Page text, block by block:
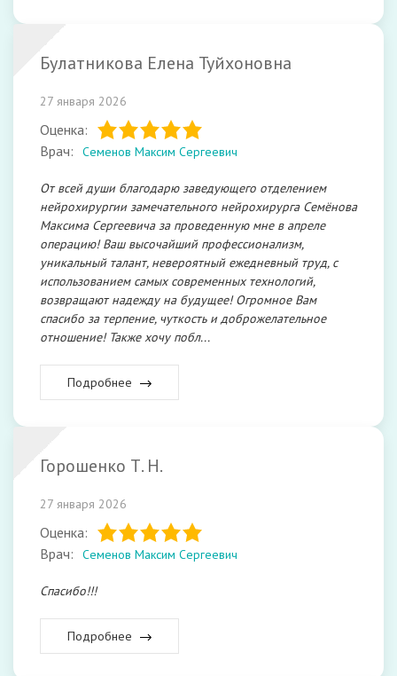
Булатникова Елена Туйхоновна
27 января 2026
Оценка:
Врач:
Семенов Максим Сергеевич
От всей души благодарю заведующего отделением
нейрохирургии замечательного нейрохирурга Семёнова
Максима Сергеевича за проведенную мне в апреле
операцию! Ваш высочайший профессионализм,
уникальный талант, невероятный ежедневный труд, с
использованием самых современных технологий,
возвращают надежду на будущее! Огромное Вам
спасибо за терпение, чуткость и доброжелательное
отношение! Также хочу побл...
Подробнее
Горошенко Т. Н.
27 января 2026
Оценка:
Врач:
Семенов Максим Сергеевич
Спасибо!!!
Подробнее